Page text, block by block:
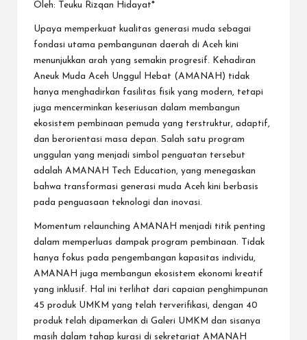
Oleh: Teuku Rizqan Hidayat*
Upaya memperkuat kualitas generasi muda sebagai
fondasi utama pembangunan daerah di Aceh kini
menunjukkan arah yang semakin progresif. Kehadiran
Aneuk Muda Aceh Unggul Hebat (AMANAH) tidak
hanya menghadirkan fasilitas fisik yang modern, tetapi
juga mencerminkan keseriusan dalam membangun
ekosistem pembinaan pemuda yang terstruktur, adaptif,
dan berorientasi masa depan. Salah satu program
unggulan yang menjadi simbol penguatan tersebut
adalah AMANAH Tech Education, yang menegaskan
bahwa transformasi generasi muda Aceh kini berbasis
pada penguasaan teknologi dan inovasi.
Momentum relaunching AMANAH menjadi titik penting
dalam memperluas dampak program pembinaan. Tidak
hanya fokus pada pengembangan kapasitas individu,
AMANAH juga membangun ekosistem ekonomi kreatif
yang inklusif. Hal ini terlihat dari capaian penghimpunan
45 produk UMKM yang telah terverifikasi, dengan 40
produk telah dipamerkan di Galeri UMKM dan sisanya
masih dalam tahap kurasi di sekretariat AMANAH